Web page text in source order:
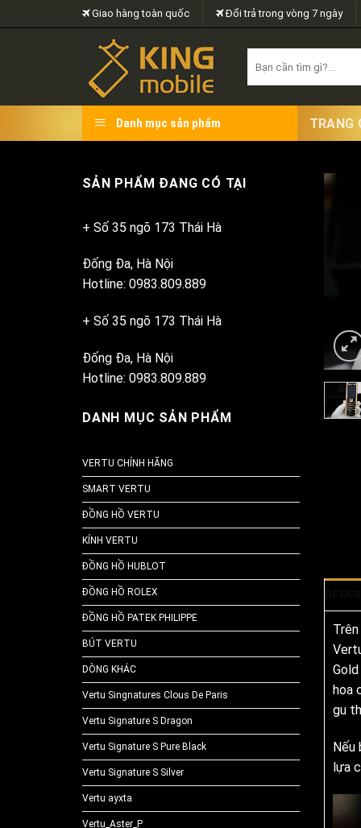
to
Giao hàng toàn quốc Đổi trả trong vòng 7 ngày
for:
Danh mục sản phẩm TRANG
SẢN PHẨM ĐANG CÓ TẠI
+ Số 35 ngõ 173 Thái Hà
Đống Đa, Hà Nội
Hotline: 0983.809.889
+ Số 35 ngõ 173 Thái Hà
Đống Đa, Hà Nội
Hotline: 0983.809.889
DANH MỤC SẢN PHẨM
VERTU CHÍNH HÃNG
SMART VERTU
ĐỒNG HỒ VERTU
KÍNH VERTU
ĐỒNG HỒ HUBLOT
ĐỒNG HỒ ROLEX
ĐỒNG HỒ PATEK PHILIPPE
BÚT VERTU
DÒNG KHÁC
Vertu Singnatures Clous De Paris
Vertu Signature S Dragon
Vertu Signature S Pure Black
Vertu Signature S Silver
Vertu ayxta
Vertu_Aster_P
hoa
gu
Nếu
lựa